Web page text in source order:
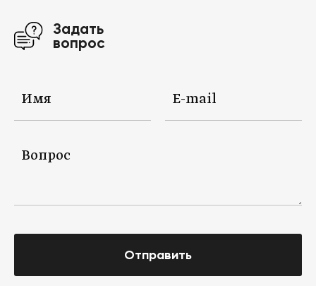
Задать
вопрос
Отправить